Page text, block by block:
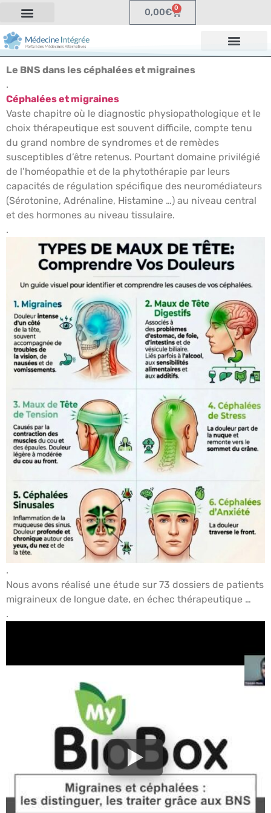
0,00€ 0
Le BNS dans les céphalées et migraines
.
Céphalées et migraines
Vaste chapitre où le diagnostic physiopathologique et le
choix thérapeutique est souvent difficile, compte tenu
du grand nombre de syndromes et de remèdes
susceptibles d’être retenus. Pourtant domaine privilégié
de l’homéopathie et de la phytothérapie par leurs
capacités de régulation spécifique des neuromédiateurs
(Sérotonine, Adrénaline, Histamine …) au niveau central
et des hormones au niveau tissulaire.
.
.
Nous avons réalisé une étude sur 73 dossiers de patients
migraineux de longue date, en échec thérapeutique …
.